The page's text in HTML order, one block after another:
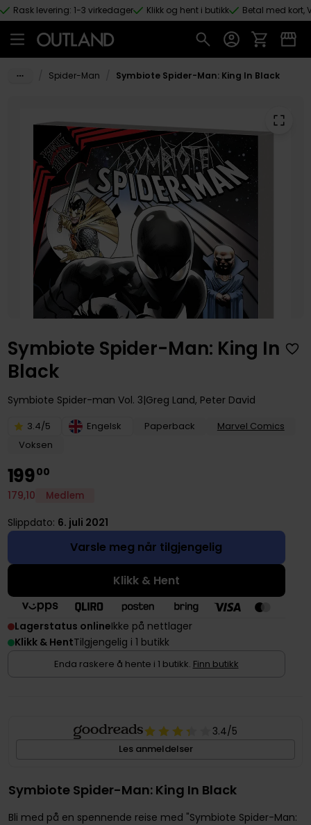
Hopp til hovedinnhold
Rask levering: 1-3 virkedager Klikk og hent i butikk Betal med kort,
Spider-Man Symbiote Spider-Man: King In Black
Symbiote Spider-Man: King In
Black
Symbiote Spider-man Vol. 3 Greg Land, Peter David
3.4/5 Engelsk Paperback
Marvel Comics
Voksen
19900
179,10 Medlem
Slippdato: 6. juli 2021
Varsle meg når tilgjengelig
Klikk & Hent
Lagerstatus onlineIkke på nettlager
Klikk & HentTilgjengelig i 1 butikk
Enda raskere å hente i 1 butikk. Finn butikk
3.4/5
Les anmeldelser
Symbiote Spider-Man: King In Black
Bli med på en spennende reise med "Symbiote Spider-Man: